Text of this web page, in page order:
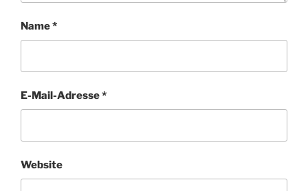
Name*
E-Mail-Adresse*
Website